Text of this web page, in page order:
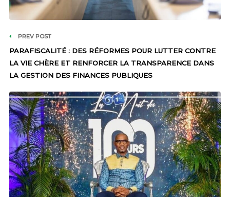
PREV POST
PARAFISCALITÉ : DES RÉFORMES POUR LUTTER CONTRE
LA VIE CHÈRE ET RENFORCER LA TRANSPARENCE DANS
LA GESTION DES FINANCES PUBLIQUES